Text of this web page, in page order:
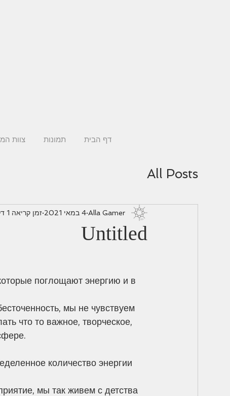
צוות תמונות דף הבית
All Posts
Untitled
Alla Gamer 4 במאי 2021 זמן קריאה 1 דקות
поглощают энергию и в
мы не чувствуем
что то важное, творческое,
количество энергии
мы так живем с детства